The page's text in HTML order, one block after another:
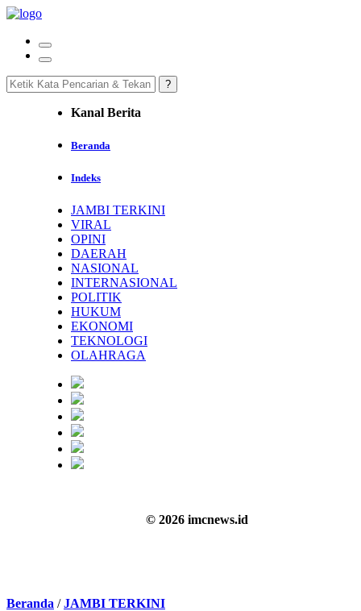
Kanal Berita
Beranda
Indeks
JAMBI TERKINI
VIRAL
OPINI
DAERAH
NASIONAL
INTERNASIONAL
POLITIK
HUKUM
EKONOMI
TEKNOLOGI
OLAHRAGA
© 2026 imcnews.id
Beranda /JAMBI TERKINI